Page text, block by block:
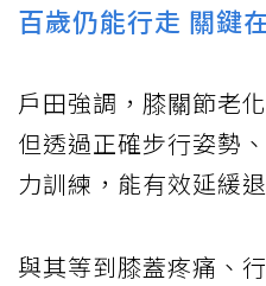
百歲仍能行走 關鍵
戶田強調，膝關節老
但透過正確步行姿勢
力訓練，能有效延緩
與其等到膝蓋疼痛、